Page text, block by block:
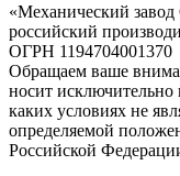
«Механический
российский
ОГРН
Обращаем ваше
носит
каких условиях не
определяемой
Российской